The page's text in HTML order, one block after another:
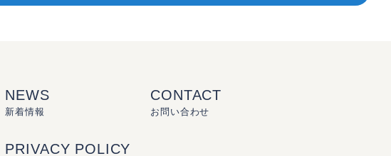
NEWS
新着情報
CONTACT
お問い合わせ
PRIVACY POLICY